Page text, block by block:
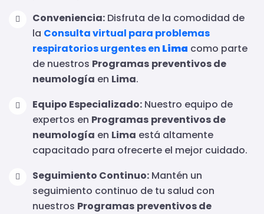
Conveniencia: Disfruta de la comodidad de
la Consulta virtual para problemas
respiratorios urgentes en Lima como parte
de nuestros Programas preventivos de
neumología en Lima.
Equipo Especializado: Nuestro equipo de
expertos en Programas preventivos de
neumología en Lima está altamente
capacitado para ofrecerte el mejor cuidado.
Seguimiento Continuo: Mantén un
seguimiento continuo de tu salud con
nuestros Programas preventivos de